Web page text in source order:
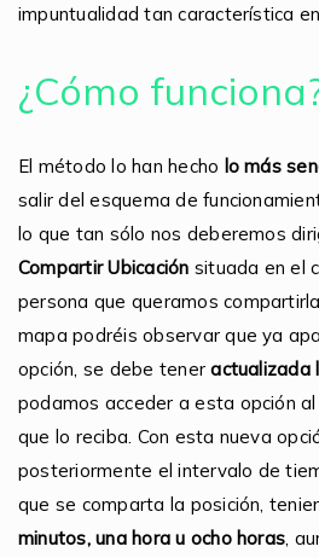
impuntualidad tan característica
¿Cómo
El método lo han hecho lo más
salir del esquema de
lo que tan sólo nos deberemos
Compartir Ubicación situada en el
persona que queramos
mapa podréis observar que ya
opción, se debe teneractualizada
podamos acceder a esta opción
que lo reciba. Con esta nueva
posteriormente el intervalo de
que se comparta la posición,
minutos, una hora u ocho horas,